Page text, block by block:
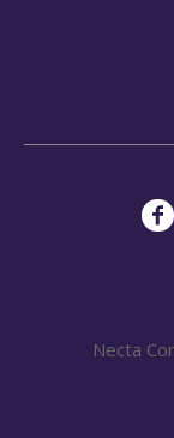
Necta